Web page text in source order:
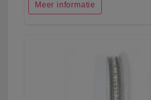
Meer informatie